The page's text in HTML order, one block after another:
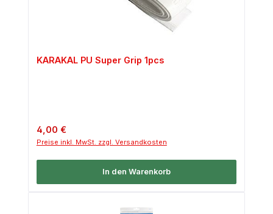
KARAKAL PU Super Grip 1pcs
Regulärer Preis:
4,00 €
Preise inkl. MwSt. zzgl. Versandkosten
In den Warenkorb